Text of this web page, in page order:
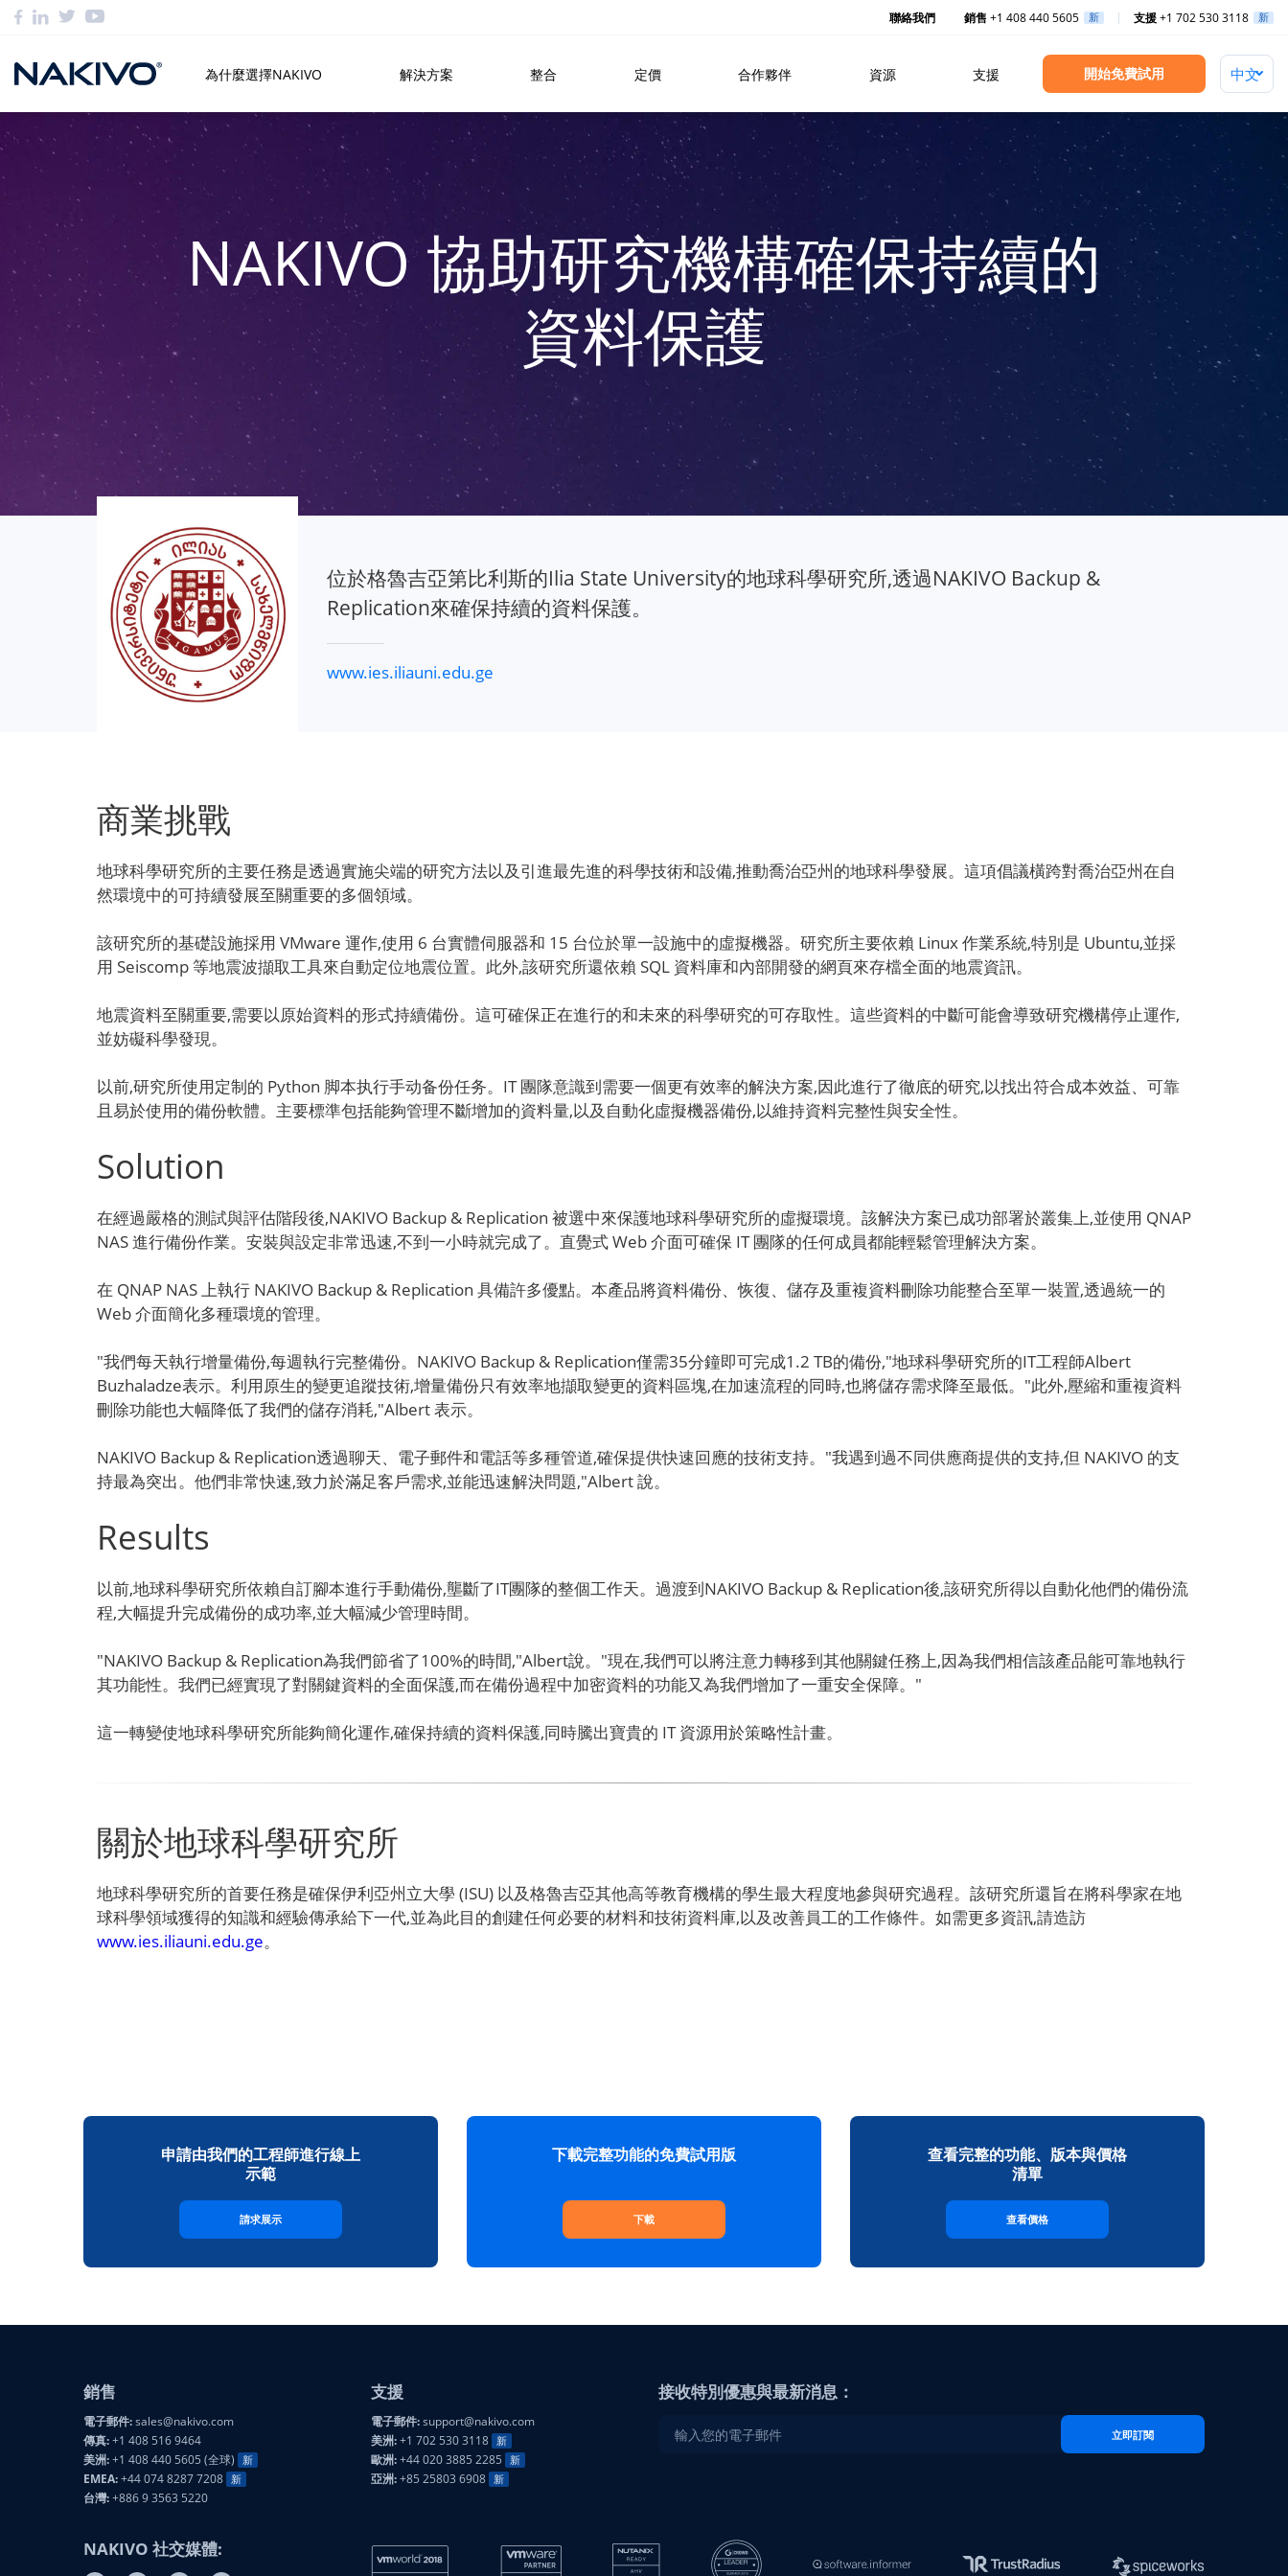
聯絡我們 銷售 +1 408 440 5605 新 支援+1 702 530 3118 新
為什麼選擇NAKIVO 解決方案 整合 定價 合作夥伴 資源 支援 開始免費試用
NAKIVO 協助研究機構確保持續的
資料保護
位於格魯吉亞第比利斯的Ilia State University的地球科學研究所,透過NAKIVO Backup &
Replication來確保持續的資料保護。
www.ies.iliauni.edu.ge
商業挑戰
地球科學研究所的主要任務是透過實施尖端的研究方法以及引進最先進的科學技術和設備,推動喬治亞州的地球科學發展。這項倡議橫跨對喬治亞州在自
然環境中的可持續發展至關重要的多個領域。
該研究所的基礎設施採用 VMware 運作,使用 6 台實體伺服器和 15 台位於單一設施中的虛擬機器。研究所主要依賴 Linux 作業系統,特別是 Ubuntu,並採
用 Seiscomp 等地震波擷取工具來自動定位地震位置。此外,該研究所還依賴 SQL 資料庫和內部開發的網頁來存檔全面的地震資訊。
地震資料至關重要,需要以原始資料的形式持續備份。這可確保正在進行的和未來的科學研究的可存取性。這些資料的中斷可能會導致研究機構停止運作,
並妨礙科學發現。
以前,研究所使用定制的 Python 脚本执行手动备份任务。IT 團隊意識到需要一個更有效率的解決方案,因此進行了徹底的研究,以找出符合成本效益、可靠
且易於使用的備份軟體。主要標準包括能夠管理不斷增加的資料量,以及自動化虛擬機器備份,以維持資料完整性與安全性。
Solution
在經過嚴格的測試與評估階段後,NAKIVO Backup & Replication 被選中來保護地球科學研究所的虛擬環境。該解決方案已成功部署於叢集上,並使用 QNAP
NAS 進行備份作業。安裝與設定非常迅速,不到一小時就完成了。直覺式 Web 介面可確保 IT 團隊的任何成員都能輕鬆管理解決方案。
在 QNAP NAS 上執行 NAKIVO Backup & Replication 具備許多優點。本產品將資料備份、恢復、儲存及重複資料刪除功能整合至單一裝置,透過統一的
Web 介面簡化多種環境的管理。
"我們每天執行增量備份,每週執行完整備份。NAKIVO Backup & Replication僅需35分鐘即可完成1.2 TB的備份,"地球科學研究所的IT工程師Albert
Buzhaladze表示。利用原生的變更追蹤技術,增量備份只有效率地擷取變更的資料區塊,在加速流程的同時,也將儲存需求降至最低。"此外,壓縮和重複資料
刪除功能也大幅降低了我們的儲存消耗,"Albert 表示。
NAKIVO Backup & Replication透過聊天、電子郵件和電話等多種管道,確保提供快速回應的技術支持。"我遇到過不同供應商提供的支持,但 NAKIVO 的支
持最為突出。他們非常快速,致力於滿足客戶需求,並能迅速解決問題,"Albert 說。
Results
以前,地球科學研究所依賴自訂腳本進行手動備份,壟斷了IT團隊的整個工作天。過渡到NAKIVO Backup & Replication後,該研究所得以自動化他們的備份流
程,大幅提升完成備份的成功率,並大幅減少管理時間。
"NAKIVO Backup & Replication為我們節省了100%的時間,"Albert說。"現在,我們可以將注意力轉移到其他關鍵任務上,因為我們相信該產品能可靠地執行
其功能性。我們已經實現了對關鍵資料的全面保護,而在備份過程中加密資料的功能又為我們增加了一重安全保障。"
這一轉變使地球科學研究所能夠簡化運作,確保持續的資料保護,同時騰出寶貴的 IT 資源用於策略性計畫。
關於地球科學研究所
地球科學研究所的首要任務是確保伊利亞州立大學 (ISU) 以及格魯吉亞其他高等教育機構的學生最大程度地參與研究過程。該研究所還旨在將科學家在地
球科學領域獲得的知識和經驗傳承給下一代,並為此目的創建任何必要的材料和技術資料庫,以及改善員工的工作條件。如需更多資訊,請造訪
www.ies.iliauni.edu.ge。
申請由我們的工程師進行線上
示範
請求展示
下載完整功能的免費試用版
下載
查看完整的功能、版本與價格
清單
查看價格
銷售
電子郵件:sales@nakivo.com
傳真:+1 408 516 9464
美洲:+1 408 440 5605 (全球) 新
EMEA:+44 074 8287 7208 新
台灣:+886 9 3563 5220
支援
電子郵件:support@nakivo.com
美洲:+1 702 530 3118 新
歐洲:+44 020 3885 2285 新
亞洲:+85 25803 6908 新
接收特別優惠與最新消息：
立即訂閱
NAKIVO 社交媒體: